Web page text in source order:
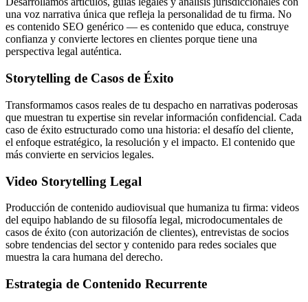
una voz narrativa única que refleja la personalidad de tu firma. No
es contenido SEO genérico — es contenido que educa, construye
confianza y convierte lectores en clientes porque tiene una
perspectiva legal auténtica.
Storytelling de Casos de Éxito
Transformamos casos reales de tu despacho en narrativas poderosas
que muestran tu expertise sin revelar información confidencial. Cada
caso de éxito estructurado como una historia: el desafío del cliente,
el enfoque estratégico, la resolución y el impacto. El contenido que
más convierte en servicios legales.
Video Storytelling Legal
Producción de contenido audiovisual que humaniza tu firma: videos
del equipo hablando de su filosofía legal, microdocumentales de
casos de éxito (con autorización de clientes), entrevistas de socios
sobre tendencias del sector y contenido para redes sociales que
muestra la cara humana del derecho.
Estrategia de Contenido Recurrente